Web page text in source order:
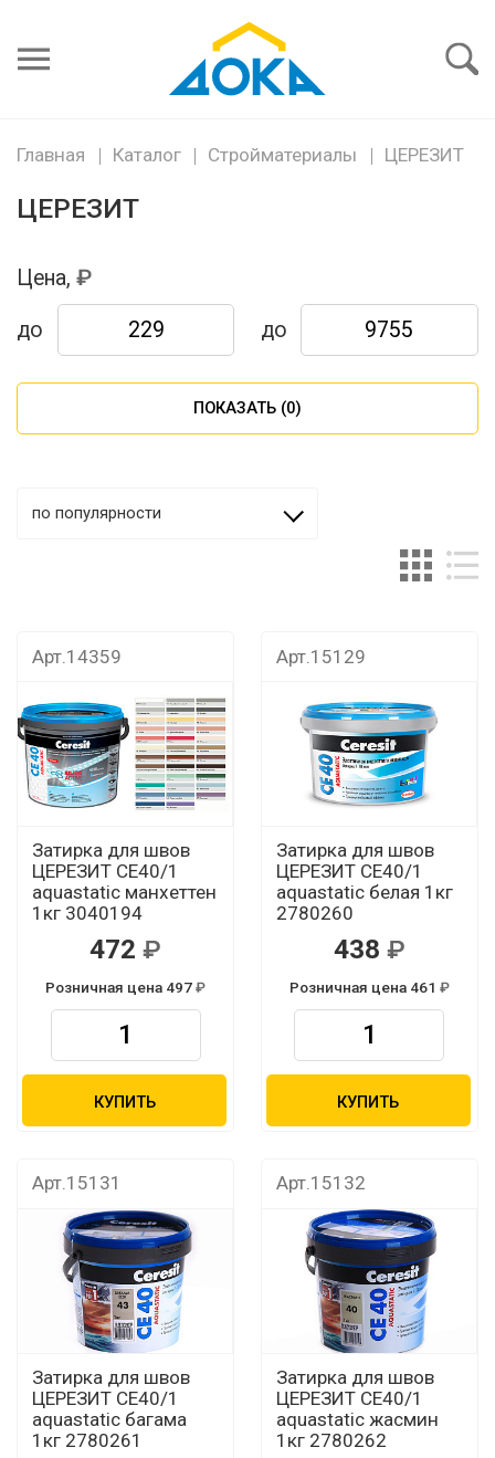
пароль
Главная Каталог Стройматериалы ЦЕРЕЗИТ
ЦЕРЕЗИТ
Цена,
до до
ПОКАЗАТЬ (0)
по популярности
Арт.14359
Затирка для швов
ЦЕРЕЗИТ CЕ40/1
aquastatic манхеттен
1кг 3040194
472
Розничная цена 497
КУПИТЬ
Арт.15129
Затирка для швов
ЦЕРЕЗИТ CЕ40/1
aquastatic белая 1кг
2780260
438
Розничная цена 461
КУПИТЬ
Арт.15131
Затирка для швов
ЦЕРЕЗИТ CЕ40/1
aquastatic багама
1кг 2780261
Арт.15132
Затирка для швов
ЦЕРЕЗИТ CЕ40/1
aquastatic жасмин
1кг 2780262